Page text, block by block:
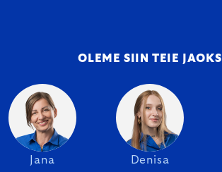
OLEME SIIN TEIE JAOKS
Jana Denisa